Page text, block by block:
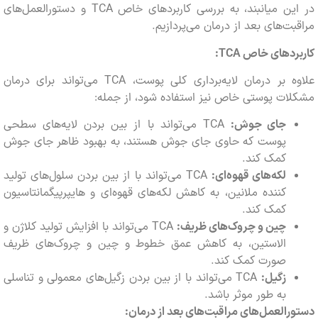
در این میانبند، به بررسی کاربردهای خاص TCA و دستورالعمل‌های
بعد از درمان می‌پردازیم.
خاصTCA
:
علاوه بر درمان لایه‌برداری کلی پوست، TCA می‌تواند برای درمان
پوستی خاص نیز استفاده شود، از جمله:
جای جوش:
TCA می‌تواند با از بین بردن لایه‌های سطحی
پوست که حاوی جای جوش هستند، به بهبود ظاهر جای جوش
کمک کند.
لکه‌های قهوه‌ای:
TCA می‌تواند با از بین بردن سلول‌های تولید
کننده ملانین، به کاهش لکه‌های قهوه‌ای و هایپرپیگمانتاسیون
کمک کند.
چین و چروک‌های ظریف:
TCA می‌تواند با افزایش تولید کلاژن و
الاستین، به کاهش عمق خطوط و چین و چروک‌های ظریف
صورت کمک کند.
زگیل:
TCA می‌تواند با از بین بردن زگیل‌های معمولی و تناسلی
به طور موثر باشد.
مراقبت‌های بعد از درمان: